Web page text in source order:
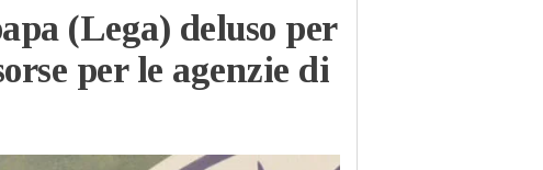
(Lega) deluso per
per le agenzie di